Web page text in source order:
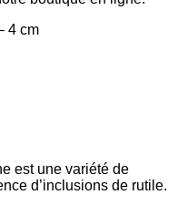
4 cm
est une variété de
d’inclusions de rutile.